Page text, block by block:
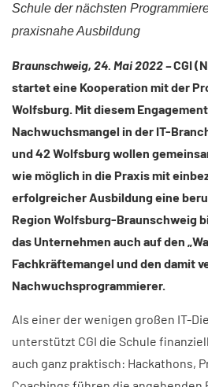
Schule der nächsten
praxisnahe Ausbildung​
Braunschweig, 24. Mai 2022 –CGI
startet eine Kooperation mit der
Wolfsburg. Mit diesem
Nachwuchsmangel in der IT-
und 42 Wolfsburg wollen
wie möglich in die Praxis mit
erfolgreicher Ausbildung eine
Region Wolfsburg-Braunschweig
das Unternehmen auch auf den
Fachkräftemangel und den damit
Nachwuchsprogrammierer.
Als einer der wenigen großen IT-
unterstützt CGI die Schule
auch ganz praktisch: Hackathons,